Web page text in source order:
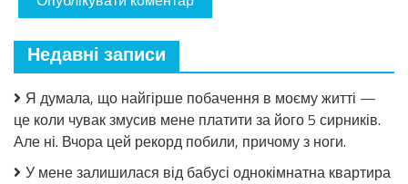
Недавні записи
Я думала, що найгірше побачення в моєму житті —
це коли чувак змусив мене платити за його 5 сирників.
Але ні. Вчора цей рекорд побили, причому з ноги.
У мене залишилася від бабусі однокімнатна квартира